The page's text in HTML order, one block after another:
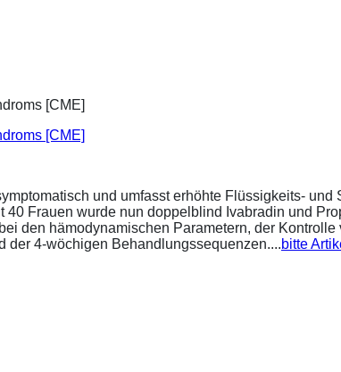
[CME]
und umfasst erhöhte Flüssigkeits-
Frauen wurde nun doppelblind Ivabradin und
den hämodynamischen Parametern, der
der 4-wöchigen Behandlungssequenzen....bitte